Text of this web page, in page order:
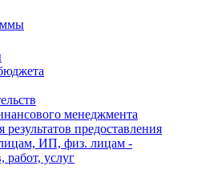
менеджмента
предоставления
ИП, физ. лицам -
работ, услуг